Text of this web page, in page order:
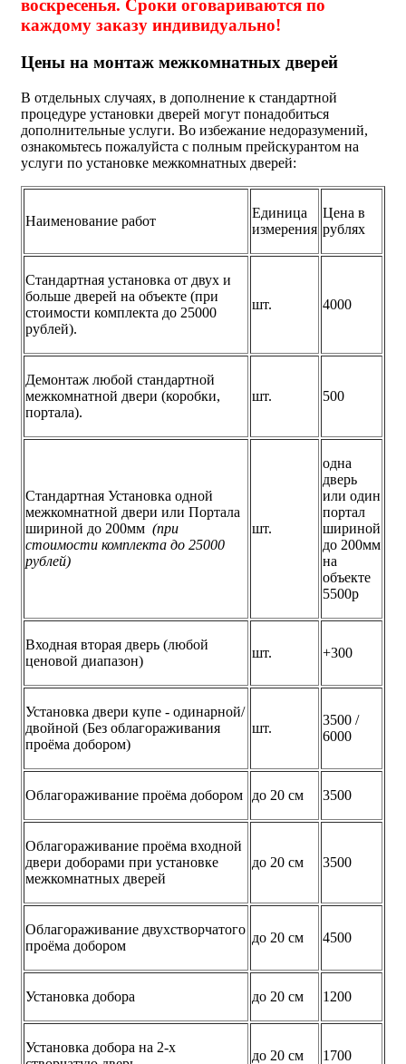
воскресенья. Сроки оговариваются по
каждому заказу индивидуально!
Цены на монтаж межкомнатных дверей
В отдельных случаях, в дополнение к стандартной
процедуре установки дверей могут понадобиться
дополнительные услуги. Во избежание недоразумений,
ознакомьтесь пожалуйста с полным прейскурантом на
услуги по установке межкомнатных дверей:
Наименование работ
Единица
измерения
Цена в
рублях
Стандартная установка от двух и
больше дверей на объекте (при
стоимости комплекта до 25000
рублей).
шт. 4000
Демонтаж любой стандартной
межкомнатной двери (коробки,
портала).
шт. 500
Стандартная Установка одной
межкомнатной двери или Портала
шириной до 200мм (при
стоимости комплекта до 25000
рублей)
шт.
одна
дверь
или один
портал
шириной
до 200мм
на
объекте
5500р
Входная вторая дверь (любой
ценовой диапазон)
шт. +300
Установка двери купе - одинарной/
двойной (Без облагораживания
проёма добором)
шт.
3500 /
6000
Облагораживание проёма добором до 20 см 3500
Облагораживание проёма входной
двери доборами при установке
межкомнатных дверей
до 20 см 3500
Облагораживание двухстворчатого
проёма добором
до 20 см 4500
Установка добора до 20 см 1200
Установка добора на 2-х
до 20 см 1700